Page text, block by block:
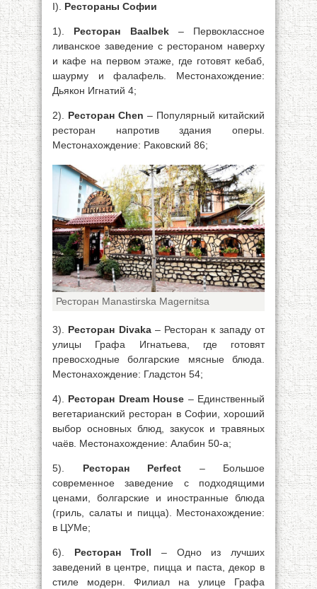
I). Рестораны Софии
1). Ресторан Baalbek– Первоклассное
ливанское заведение с рестораном наверху
и кафе на первом этаже, где готовят кебаб,
шаурму и фалафель. Местонахождение:
Дьякон Игнатий 4;
2). Ресторан Chen – Популярный китайский
ресторан напротив здания оперы.
Местонахождение: Раковский 86;
Ресторан Manastirska Magernitsa
3). Ресторан Divaka– Ресторан к западу от
улицы Графа Игнатьева, где готовят
превосходные болгарские мясные блюда.
Местонахождение: Гладстон 54;
4). Ресторан Dream House – Единственный
вегетарианский ресторан в Софии, хороший
выбор основных блюд, закусок и травяных
чаёв. Местонахождение: Алабин 50-а;
5). Ресторан Perfect – Большое
современное заведение с подходящими
ценами, болгарские и иностранные блюда
(гриль, салаты и пицца). Местонахождение:
в ЦУМе;
6). Ресторан Troll – Одно из лучших
заведений в центре, пицца и паста, декор в
стиле модерн. Филиал на улице Графа